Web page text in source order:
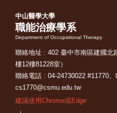
中山醫學大學
職能治療學系
Department of Occupational Therapy
聯絡地址 : 402 臺中市南區建國北
樓12樓81228室）
聯絡電話 : 04-24730022 #11770
cs1770@csmu.edu.tw
建議使用Chrome或Edge